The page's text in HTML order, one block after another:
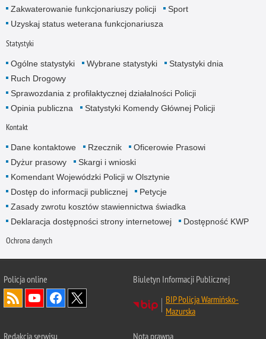
Zakwaterowanie funkcjonariuszy policji
Sport
Uzyskaj status weterana funkcjonariusza
Statystyki
Ogólne statystyki Wybrane statystyki
Statystyki dnia
Ruch Drogowy
Sprawozdania z profilaktycznej działalności Policji
Opinia publiczna
Statystyki Komendy Głównej Policji
Kontakt
Dane kontaktowe Rzecznik
Oficerowie Prasowi
Dyżur prasowy
Skargi i wnioski
Komendant Wojewódzki Policji w Olsztynie
Dostęp do informacji publicznej
Petycje
Zasady zwrotu kosztów stawiennictwa świadka
Deklaracja dostępności strony internetowej
Dostępność KWP
Ochrona danych
Policja online
Biuletyn Informacji Publicznej
BIP Policja Warmińsko-
Mazurska
Redakcja serwisu Nota prawna